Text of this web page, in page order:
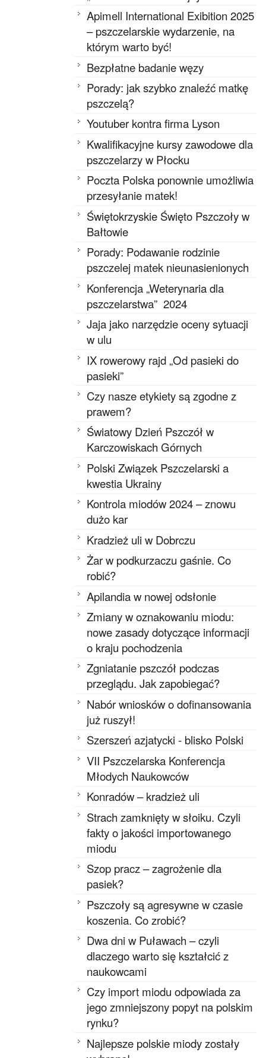
Apimell International Exibition 2025
– pszczelarskie wydarzenie, na
którym warto być!
Bezpłatne badanie węzy
Porady: jak szybko znaleźć matkę
pszczelą?
Youtuber kontra firma Lyson
Kwalifikacyjne kursy zawodowe dla
pszczelarzy w Płocku
Poczta Polska ponownie umożliwia
przesyłanie matek!
Świętokrzyskie Święto Pszczoły w
Bałtowie
Porady: Podawanie rodzinie
pszczelej matek nieunasienionych
Konferencja „Weterynaria dla
pszczelarstwa” 2024
Jaja jako narzędzie oceny sytuacji
w ulu
IX rowerowy rajd „Od pasieki do
pasieki”
Czy nasze etykiety są zgodne z
prawem?
Światowy Dzień Pszczół w
Karczowiskach Górnych
Polski Związek Pszczelarski a
kwestia Ukrainy
Kontrola miodów 2024 – znowu
dużo kar
Kradzież uli w Dobrczu
Żar w podkurzaczu gaśnie. Co
robić?
Apilandia w nowej odsłonie
Zmiany w oznakowaniu miodu:
nowe zasady dotyczące informacji
o kraju pochodzenia
Zgniatanie pszczół podczas
przeglądu. Jak zapobiegać?
Nabór wniosków o dofinansowania
już ruszył!
Szerszeń azjatycki - blisko Polski
VII Pszczelarska Konferencja
Młodych Naukowców
Konradów – kradzież uli
Strach zamknięty w słoiku. Czyli
fakty o jakości importowanego
miodu
Szop pracz – zagrożenie dla
pasiek?
Pszczoły są agresywne w czasie
koszenia. Co zrobić?
Dwa dni w Puławach – czyli
dlaczego warto się kształcić z
naukowcami
Czy import miodu odpowiada za
jego zmniejszony popyt na polskim
rynku?
Najlepsze polskie miody zostały